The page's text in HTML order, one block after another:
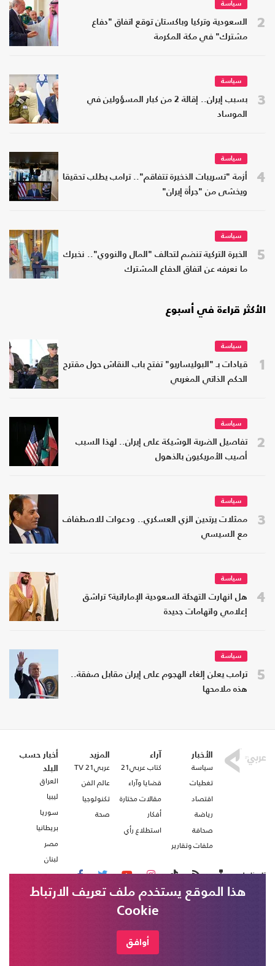
2
سياسة
السعودية وتركيا وباكستان توقع اتفاق "دفاع
مشترك" في مكة المكرمة
3
سياسة
بسبب إيران.. إقالة 2 من كبار المسؤولين في
الموساد
4
سياسة
أزمة "تسريبات الذخيرة تتفاقم".. ترامب يطلب تحقيقا
ويخشى من "جرأة إيران"
5
سياسة
الخبرة التركية تنضم لتحالف "المال والنووي".. نخبرك
ما نعرفه عن اتفاق الدفاع المشترك
الأكثر قراءة في أسبوع
1
سياسة
قيادات بـ "البوليساريو" تفتح باب النقاش حول مقترح
الحكم الذاتي المغربي
2
سياسة
تفاصيل الضربة الوشيكة على إيران.. لهذا السبب
أصيب الأمريكيون بالذهول
3
سياسة
ممثلات يرتدين الزي العسكري.. ودعوات للاصطفاف
مع السيسي
4
سياسة
هل انهارت التهدئة السعودية الإماراتية؟ تراشق
إعلامي واتهامات جديدة
5
سياسة
ترامب يعلن إلغاء الهجوم على إيران مقابل صفقة..
هذه ملامحها
الأخبار
سياسة
تغطيات
اقتصاد
رياضة
صحافة
ملفات وتقارير
آراء
كتاب عربي21
قضايا وآراء
مقالات مختارة
أفكار
استطلاع رأي
المزيد
عربي21 TV
عالم الفن
تكنولوجيا
صحة
أخبار حسب
البلد
العراق
ليبيا
سوريا
بريطانيا
مصر
لبنان
تابعنا على
هذا الموقع يستخدم ملف تعريف الارتباط
Cookie
أوافق